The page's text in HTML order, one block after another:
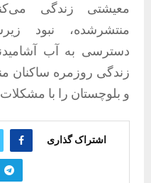
معیشتی زندگی
منتشرشده، نبود
دسترسی به آب
زندگی روزمره ساکنان
و بلوچستان را با
اشتراک گذاری